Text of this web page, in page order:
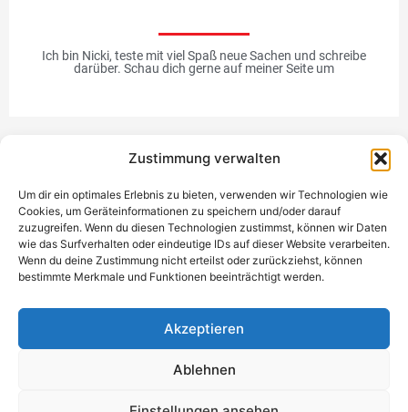
Zustimmung verwalten
Um dir ein optimales Erlebnis zu bieten, verwenden wir Technologien wie
Cookies, um Geräteinformationen zu speichern und/oder darauf
zuzugreifen. Wenn du diesen Technologien zustimmst, können wir Daten
wie das Surfverhalten oder eindeutige IDs auf dieser Website verarbeiten.
Wenn du deine Zustimmung nicht erteilst oder zurückziehst, können
bestimmte Merkmale und Funktionen beeinträchtigt werden.
Akzeptieren
Ablehnen
Ich bin Nicki, teste mit viel Spaß neue Sachen und schreibe
darüber. Schau dich gerne auf meiner Seite um